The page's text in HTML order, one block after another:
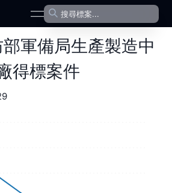
open navigation menu
軍備局生產製造中
得標案件